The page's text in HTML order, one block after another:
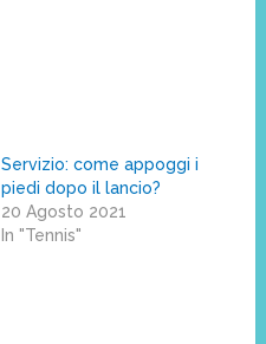
Servizio: come appoggi i
piedi dopo il lancio?
20 Agosto 2021
In "Tennis"